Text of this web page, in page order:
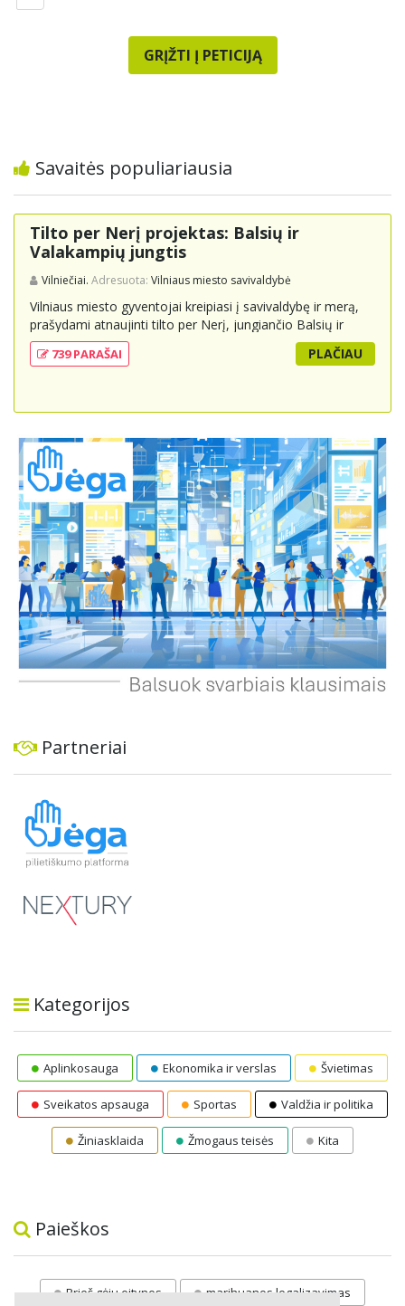
GRĮŽTI Į PETICIJĄ
Savaitės populiariausia
Tilto per Nerį projektas: Balsių ir
Valakampių jungtis
Vilniečiai. Adresuota: Vilniaus miesto savivaldybė
Vilniaus miesto gyventojai kreipiasi į savivaldybę ir merą,
prašydami atnaujinti tilto per Nerį, jungiančio Balsių ir
Valakampių kryptis, projektą ir įtraukti jį į miesto
strateginius susisiekimo planus. Šis tiltas ne tik padėtų
suteikdamas daugiau susisiekimo galimybių tiek
dviratininkams. Gyventojai ragina atlikti techninę,
ekonominę ir transporto analizę, organizuoti viešas
konsultacijas ir integruoti projektą į ilgalaikius miesto
planus, siekiant užtikrinti transporto sistemos patikimumą
ir prisitaikymą prie sparčiai augančio miesto poreikių.
739 PARAŠAI PLAČIAU
Partneriai
Kategorijos
Aplinkosauga Ekonomika ir verslas Švietimas
Sveikatos apsauga Sportas Valdžia ir politika
Žiniasklaida Žmogaus teisės Kita
Paieškos
Prieš gėju eitynes marihuanos legalizavimas